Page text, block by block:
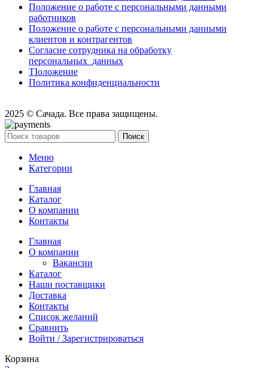
Положение o pa6oтe c персональными данными
работников
Положение o pa6oтe c персональными данными
клиентов и контрагентов
Согласие сотрудника на обработку
персональных_данных
TIоложение
Политика конфиденциальности
2025 © Сачада. Все права защищены.
Поиск
Меню
Категории
Главная
Каталог
О компании
Контакты
Главная
О компании
Вакансии
Каталог
Наши поставщики
Доставка
Контакты
Список желаний
Сравнить
Войти / Зарегистрироваться
Корзина